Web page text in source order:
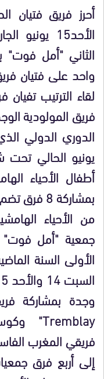
أحرز فريق
الأحد15
الثاني "أمل
واحد على فتيان
لقاء الترتيب
فريق المولودية
يونيو الحالي
من الأحياء
جمعية "أمل فوت"
الأولى السنة
فريقي المغرب
إلى أربع فرق